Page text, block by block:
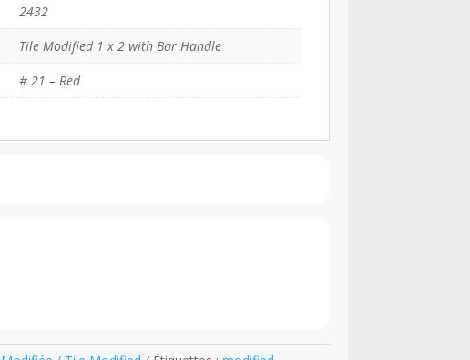
2432
Tile Modified 1 x 2 with Bar Handle
# 21 – Red